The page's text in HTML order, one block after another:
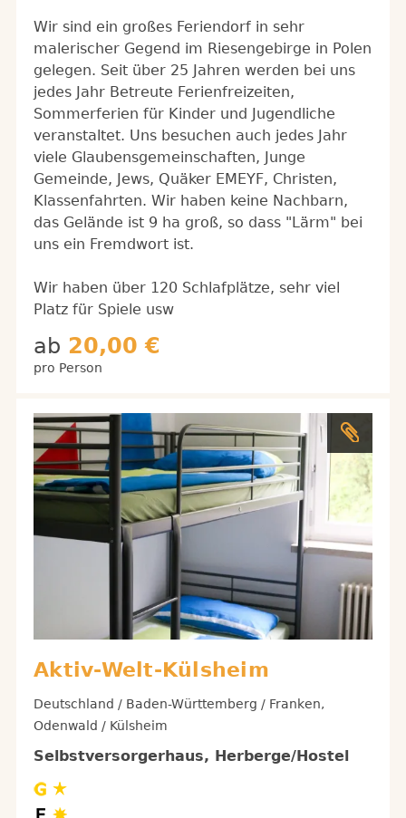
Wir sind ein großes Feriendorf in sehr
malerischer Gegend im Riesengebirge in Polen
gelegen. Seit über 25 Jahren werden bei uns
jedes Jahr Betreute Ferienfreizeiten,
Sommerferien für Kinder und Jugendliche
veranstaltet. Uns besuchen auch jedes Jahr
viele Glaubensgemeinschaften, Junge
Gemeinde, Jews, Quäker EMEYF, Christen,
Klassenfahrten. Wir haben keine Nachbarn,
das Gelände ist 9 ha groß, so dass "Lärm" bei
uns ein Fremdwort ist.
Wir haben über 120 Schlafplätze, sehr viel
Platz für Spiele usw
ab 20,00 €
pro Person
Aktiv-Welt-Külsheim
Deutschland / Baden-Württemberg / Franken,
Odenwald / Külsheim
Selbstversorgerhaus, Herberge/Hostel